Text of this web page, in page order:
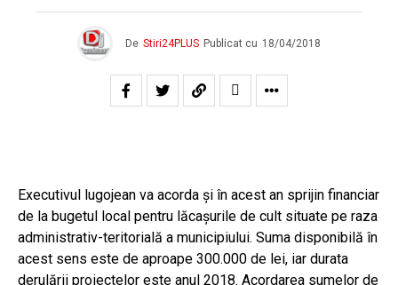
De Stiri24PLUS Publicat cu 18/04/2018
Executivul lugojean va acorda și în acest an sprijin financiar
de la bugetul local pentru lăcaşurile de cult situate pe raza
administrativ-teritorială a municipiului. Suma disponibilă în
acest sens este de aproape 300.000 de lei, iar durata
derulării proiectelor este anul 2018. Acordarea sumelor de